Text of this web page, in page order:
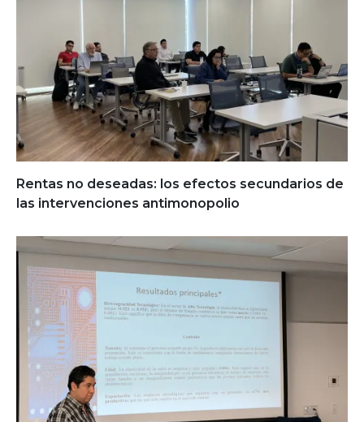
Rentas no deseadas: los efectos secundarios de
las intervenciones antimonopolio